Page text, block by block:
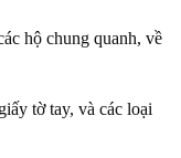
hộ chung quanh, về
tờ tay, và các loại